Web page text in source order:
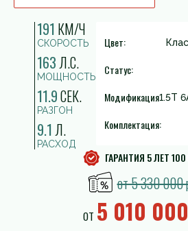
191 КМ/Ч
СКОРОСТЬ
163Л.С.
МОЩНОСТЬ
11.9СЕК.
РАЗГОН
9.1Л.
РАСХОД
Цвет:
Статус:
Модификация1.5T
Комплектация:
ГАРАНТИЯ 5 ЛЕТ
от 5 330 000
от 5 010 000